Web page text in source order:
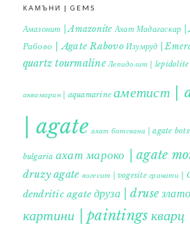
КАМЪНИ | GEMS
Амазонит | Amazonite Ахат Мадагаскар
Рабово | Agate Rabovo Изумруд |
quartz tourmaline Лепидолит | lepidolite
аквамарин | aquamarine аметист |
| agate ахат ботсвана | agate
bulgaria ахат мароко | agate
druzy agate вогесит | vogesite гранати |
dendritic agate друза | druse
картини | paintings